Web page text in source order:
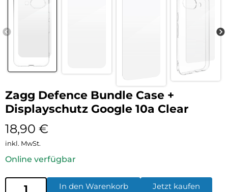
Zagg Defence Bundle Case +
Displayschutz Google 10a Clear
18,90 €
inkl. MwSt.
Online verfügbar
In den Warenkorb Jetzt kaufen